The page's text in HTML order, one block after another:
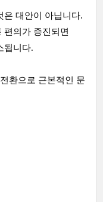
은 대안이 아닙니다.
편의가 증진되면
됩니다.
환으로 근본적인 문